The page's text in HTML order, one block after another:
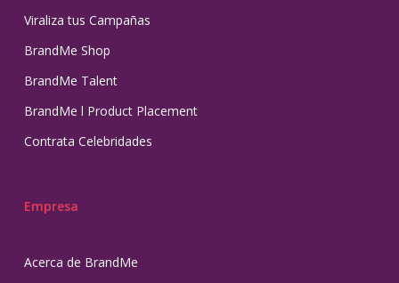
Viraliza tus Campañas
BrandMe Shop
BrandMe Talent
BrandMe l Product Placement
Contrata Celebridades
Empresa
Acerca de BrandMe